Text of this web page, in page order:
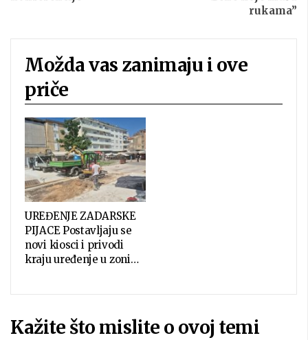
rukama”
Možda vas zanimaju i ove
priče
UREĐENJE ZADARSKE
PIJACE Postavljaju se
novi kiosci i privodi
kraju uređenje u zoni…
Kažite što mislite o ovoj temi